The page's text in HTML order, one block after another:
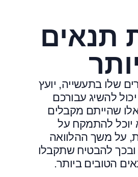
תנאים
שלו בתעשייה, יועץ
להשיג עבורכם
שהייתם מקבלים
יוכל להתמקח על
על משך ההלוואה
ובכך להבטיח שתקבלו
הטובים ביותר.